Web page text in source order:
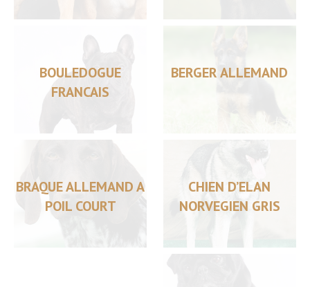
BOULEDOGUE
FRANCAIS
BERGER ALLEMAND
BRAQUE ALLEMAND A
POIL COURT
CHIEN D’ELAN
NORVEGIEN GRIS